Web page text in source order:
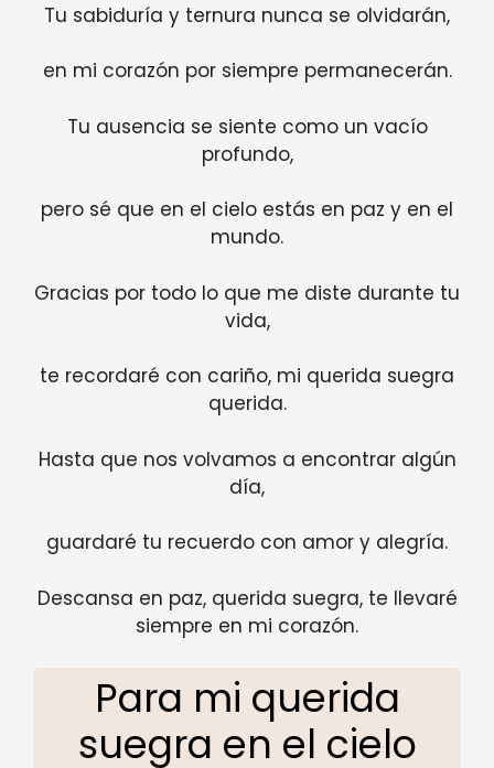
Tu sabiduría y ternura nunca se olvidarán,
en mi corazón por siempre permanecerán.
Tu ausencia se siente como un vacío
profundo,
pero sé que en el cielo estás en paz y en el
mundo.
Gracias por todo lo que me diste durante tu
vida,
te recordaré con cariño, mi querida suegra
querida.
Hasta que nos volvamos a encontrar algún
día,
guardaré tu recuerdo con amor y alegría.
Descansa en paz, querida suegra, te llevaré
siempre en mi corazón.
Para mi querida
suegra en el cielo